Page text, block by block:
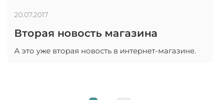
Вторая новость магазина
А это уже вторая новость в интернет-магазине.
20.07.2017